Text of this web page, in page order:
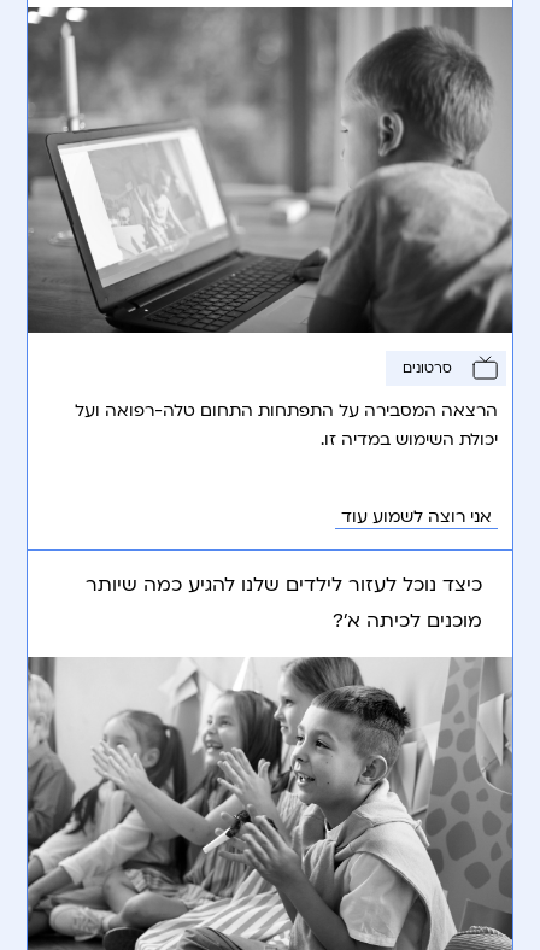
סרטונים
הרצאה המסבירה על התפתחות התחום טלה-רפואה ועל
יכולת השימוש במדיה זו.
אני רוצה לשמוע עוד
כיצד נוכל לעזור לילדים שלנו להגיע כמה שיותר
מוכנים לכיתה א’?